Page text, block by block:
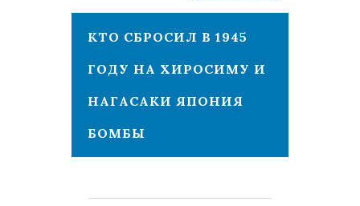
КТО СБРОСИЛ В 1945
ГОДУ НА ХИРОСИМУ И
НАГАСАКИ ЯПОНИЯ
БОМБЫ